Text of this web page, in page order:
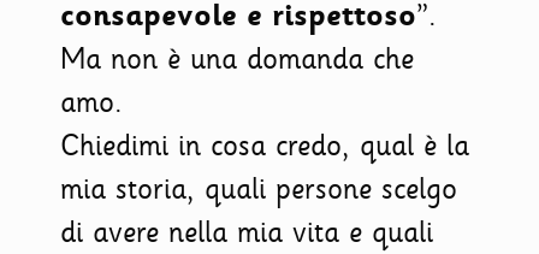
consapevole e rispettoso”.
Ma non è una domanda che
amo.
Chiedimi in cosa credo, qual è la
mia storia, quali persone scelgo
di avere nella mia vita e quali